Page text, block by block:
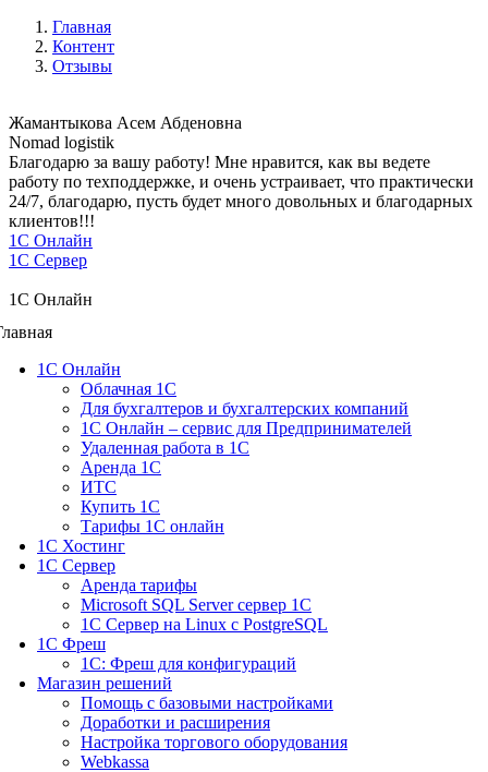
Главная
Контент
Отзывы
Жамантыкова Асем Абденовна
Nomad logistik
Благодарю за вашу работу! Мне нравится, как вы ведете
работу по техподдержке, и очень устраивает, что практически
24/7, благодарю, пусть будет много довольных и благодарных
клиентов!!!
1C Онлайн
1С Сервер
1C Онлайн
1С Онлайн
Облачная 1С
Для бухгалтеров и бухгалтерских компаний
1C Онлайн – сервис для Предпринимателей
Удаленная работа в 1С
Аренда 1С
ИТС
Купить 1С
Тарифы 1С онлайн
1С Хостинг
1С Сервер
Аренда тарифы
Microsoft SQL Server сервер 1С
1С Сервер на Linux c PostgreSQL
1С Фреш
1С: Фреш для конфигураций
Магазин решений
Помощь с базовыми настройками
Доработки и расширения
Настройка торгового оборудования
Webkassa